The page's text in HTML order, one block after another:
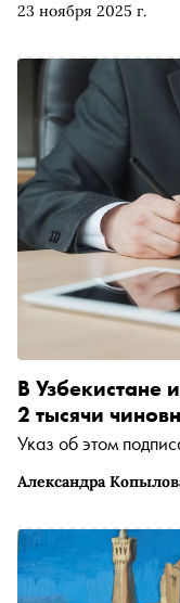
23 ноября 2025 г.
японским грилем-
Александра
В Узбекистане
2 тысячи
Указ об этом